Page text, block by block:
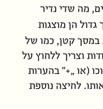
מה שדי נדיר
גדול הן מוצגות
קטן, כמו של
וצריך ללחוץ על
(או „+” בהערות
לחיצה נוספת